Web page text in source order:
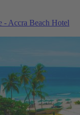
- Accra Beach Hotel